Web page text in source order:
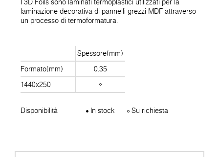
I 3D Foils sono laminati termoplastici utilizzati per la
laminazione decorativa di pannelli grezzi MDF attraverso
un processo di termoformatura.
Spessore(mm)
Formato(mm)
0.35
1440x250
Disponibilità In stock Su richiesta